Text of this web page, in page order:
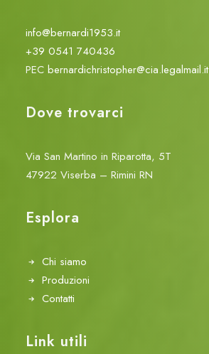
info@bernardi1953.it
+39 0541 740436
PEC bernardichristopher@cia.legalmail.it
Dove trovarci
Via San Martino in Riparotta, 5T
47922 Viserba – Rimini RN
Esplora
Chi siamo
Produzioni
Contatti
Link utili